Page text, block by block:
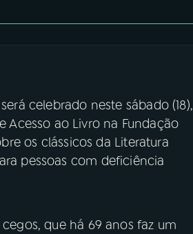
celebrado neste sábado (18),
ao Livro na Fundação
os clássicos da Literatura
pessoas com deficiência
que há 69 anos faz um